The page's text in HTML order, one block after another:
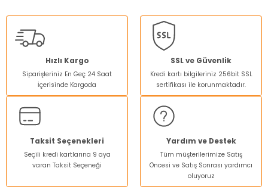
kullanarak tarafımıza iletebilirsiniz.
Görüş ve önerileriniz için teşekkür ederiz.
Ürün resmi kalitesiz, bozuk veya görüntülenemiyor.
Ürün açıklamasında eksik bilgiler bulunuyor.
Ürün bilgilerinde hatalar bulunuyor.
Ürün fiyatı diğer sitelerden daha pahalı.
Bu ürüne benzer farklı alternatifler olmalı.
Hızlı Kargo
Siparişleriniz En Geç 24 Saat
İçerisinde Kargoda
SSL ve Güvenlik
Kredi kartı bilgileriniz 256bit SSL
sertifikası ile korunmaktadır.
Taksit Seçenekleri
Seçili kredi kartlarına 9 aya
varan Taksit Seçeneği
Yardım ve Destek
Tüm müşterilerimize Satış
Öncesi ve Satış Sonrası yardımcı
oluyoruz